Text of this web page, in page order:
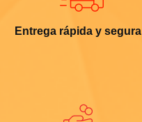
Entrega rápida y segura